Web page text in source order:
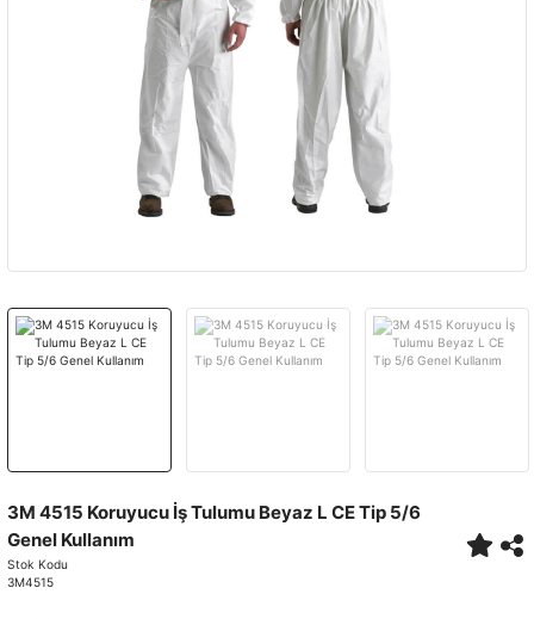
3M 4515 Koruyucu İş Tulumu Beyaz L CE Tip 5/6
Genel Kullanım
Stok Kodu
3M4515